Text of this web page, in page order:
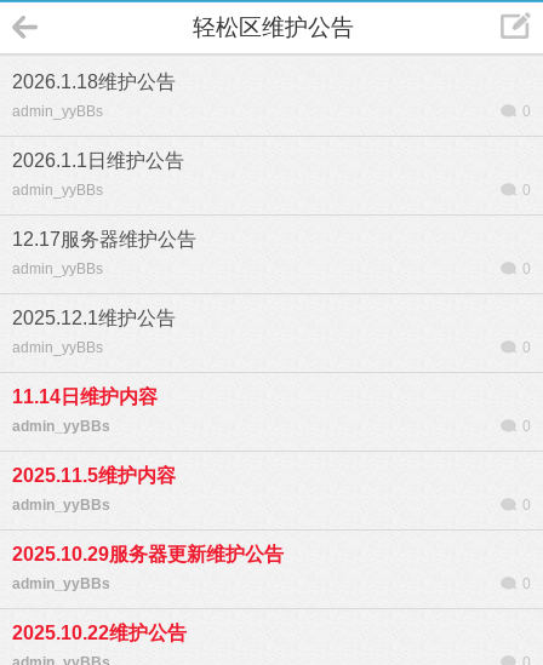
轻松区维护公告
2026.1.18维护公告
admin_yyBBs 0
2026.1.1日维护公告
admin_yyBBs 0
12.17服务器维护公告
admin_yyBBs 0
2025.12.1维护公告
admin_yyBBs 0
11.14日维护内容
admin_yyBBs 0
2025.11.5维护内容
admin_yyBBs 0
2025.10.29服务器更新维护公告
admin_yyBBs 0
2025.10.22维护公告